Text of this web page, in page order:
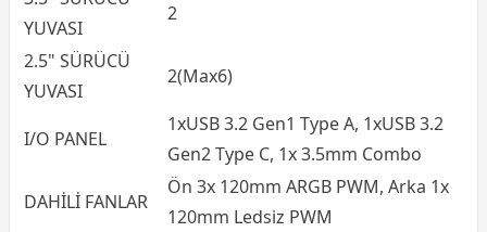
YUVASI
2
2.5" SÜRÜCÜ
YUVASI
2(Max6)
I/O PANEL
1xUSB 3.2 Gen1 Type A, 1xUSB 3.2
Gen2 Type C, 1x 3.5mm Combo
DAHİLİ FANLAR
Ön 3x 120mm ARGB PWM, Arka 1x
120mm Ledsiz PWM